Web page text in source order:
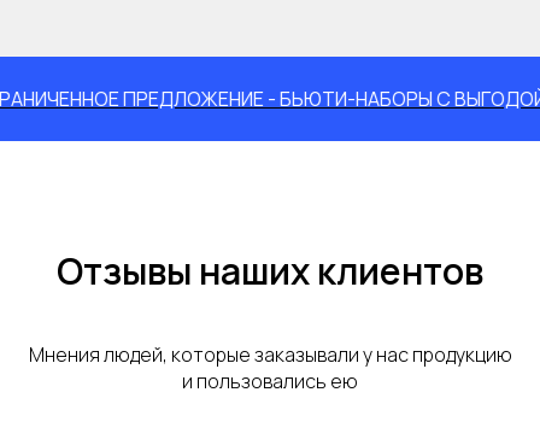
ПРЕДЛОЖЕНИЕ - БЬЮТИ-НАБОРЫ С ВЫГОДОЙ ДО
Отзывы наших клиентов
Мнения людей, которые заказывали у нас продукцию
и пользовались ею